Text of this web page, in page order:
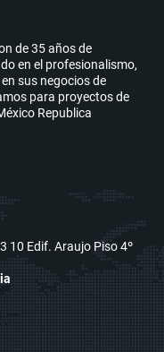
de 35 años de
en el profesionalismo,
sus negocios de
para proyectos de
Republica
10 Edif. Araujo Piso 4º